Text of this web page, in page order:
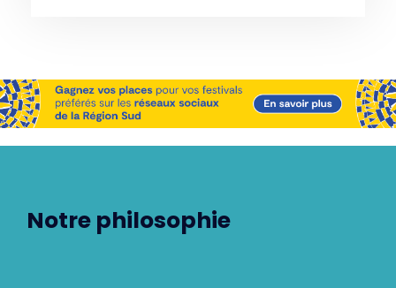
Notre philosophie